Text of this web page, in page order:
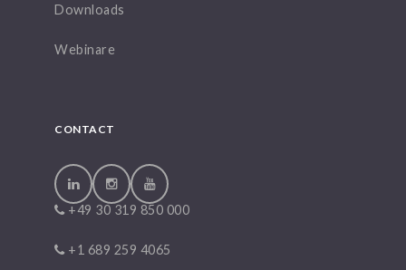
Downloads
Webinare
CONTACT
+49 30 319 850 000
+1 689 259 4065